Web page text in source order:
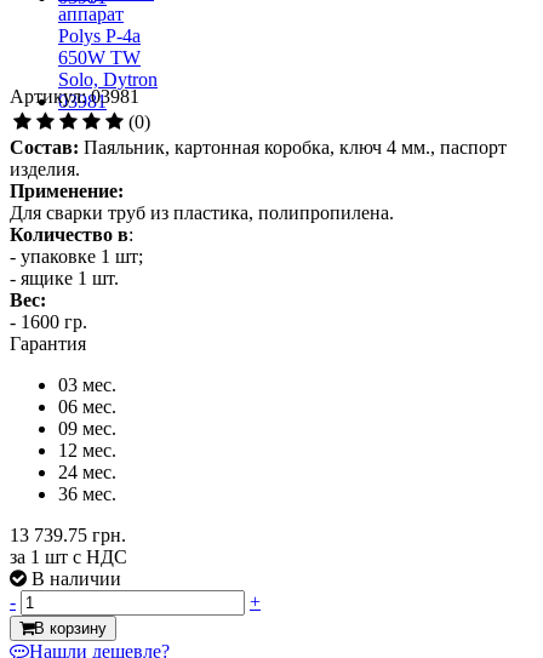
Артикул: 03981
(0)
Состав: Паяльник, картонная коробка, ключ 4 мм., паспорт
изделия.
Применение:
Для сварки труб из пластика, полипропилена.
Количество в:
- упаковке 1 шт;
- ящике 1 шт.
Вес:
- 1600 гр.
Гарантия
03 мес.
06 мес.
09 мес.
12 мес.
24 мес.
36 мес.
13 739.75 грн.
за 1 шт с НДС
В наличии
-
+
В корзину
Нашли дешевле?